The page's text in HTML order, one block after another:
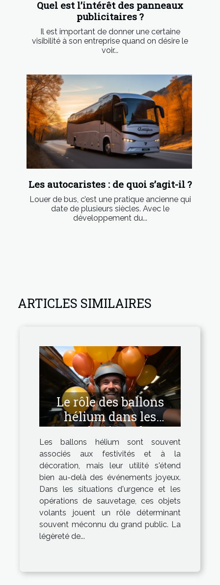
Quel est l’intérêt des panneaux
publicitaires ?
Il est important de donner une certaine
visibilité à son entreprise quand on désire le
voir...
Les autocaristes : de quoi s’agit-il ?
Louer de bus, c’est une pratique ancienne qui
date de plusieurs siècles. Avec le
développement du...
ARTICLES SIMILAIRES
Le rôle des ballons
hélium dans les
opérations de
sauvetage et de
signalisation
Les ballons hélium sont souvent
associés aux festivités et à la
décoration, mais leur utilité s'étend
bien au-delà des événements joyeux.
Dans les situations d'urgence et les
opérations de sauvetage, ces objets
volants jouent un rôle déterminant
souvent méconnu du grand public. La
légèreté de...